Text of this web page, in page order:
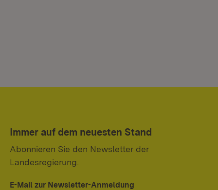
Immer auf dem neuesten Stand
Abonnieren Sie den Newsletter der
Landesregierung.
E-Mail zur Newsletter-Anmeldung